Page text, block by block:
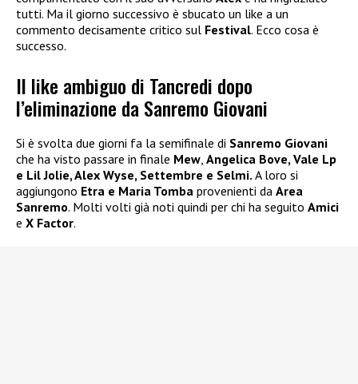
tutti. Ma il giorno successivo è sbucato un like a un
commento decisamente critico sul Festival. Ecco cosa è
successo.
Il like ambiguo di Tancredi dopo
l’eliminazione da Sanremo Giovani
Si è svolta due giorni fa la semifinale di Sanremo Giovani
che ha visto passare in finale Mew, Angelica Bove, Vale Lp
e Lil Jolie, Alex Wyse, Settembre e Selmi. A loro si
aggiungono Etra e Maria Tomba provenienti da Area
Sanremo. Molti volti già noti quindi per chi ha seguito Amici
e X Factor.